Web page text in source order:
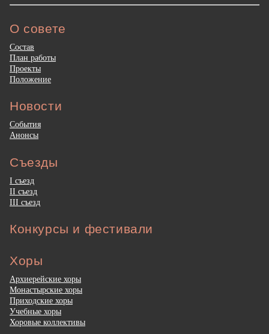
О совете
Состав
План работы
Проекты
Положение
Новости
События
Анонсы
Съезды
I съезд
II съезд
III съезд
Конкурсы и фестивали
Хоры
Архиерейские хоры
Монастырские хоры
Приходские хоры
Учебные хоры
Хоровые коллективы